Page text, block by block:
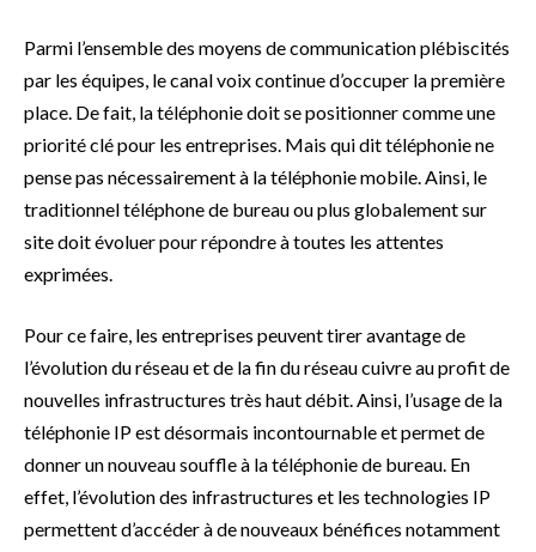
Parmi l’ensemble des moyens de communication plébiscités
par les équipes, le canal voix continue d’occuper la première
place. De fait, la téléphonie doit se positionner comme une
priorité clé pour les entreprises. Mais qui dit téléphonie ne
pense pas nécessairement à la téléphonie mobile. Ainsi, le
traditionnel téléphone de bureau ou plus globalement sur
site doit évoluer pour répondre à toutes les attentes
exprimées.
Pour ce faire, les entreprises peuvent tirer avantage de
l’évolution du réseau et de la fin du réseau cuivre au profit de
nouvelles infrastructures très haut débit. Ainsi, l’usage de la
téléphonie IP est désormais incontournable et permet de
donner un nouveau souffle à la téléphonie de bureau. En
effet, l’évolution des infrastructures et les technologies IP
permettent d’accéder à de nouveaux bénéfices notamment